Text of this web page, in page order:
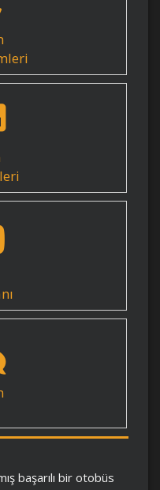
başarılı bir otobüs